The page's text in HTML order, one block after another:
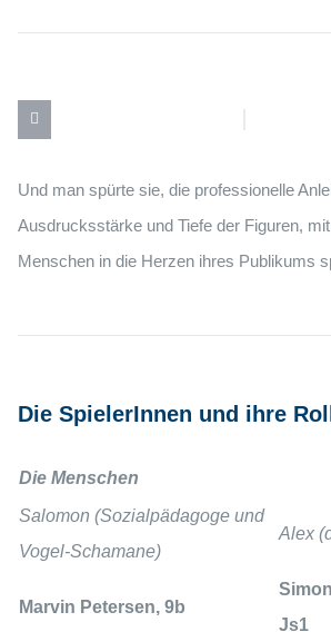
Und man spürte sie, die professionelle
Ausdrucksstärke und Tiefe der Figuren,
Menschen in die Herzen ihres Publikums
Die SpielerInnen und ihre
Die Menschen
Salomon (Sozialpädagoge und
Vogel-Schamane)
Alex
Marvin Petersen, 9b
Js1